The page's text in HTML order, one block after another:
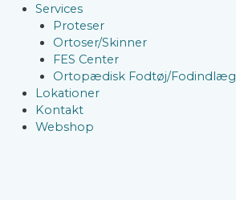
Services
Proteser
Ortoser/Skinner
FES Center
Ortopædisk Fodtøj/Fodindlæg
Lokationer
Kontakt
Webshop